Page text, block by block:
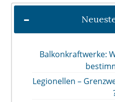
Balkonkraftwerke:
Legionellen –